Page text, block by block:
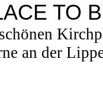
TO
an der